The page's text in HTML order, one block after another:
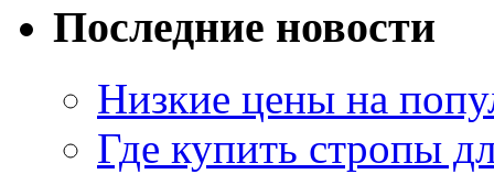
Последние новости
Низкие цены на
Где купить стропы